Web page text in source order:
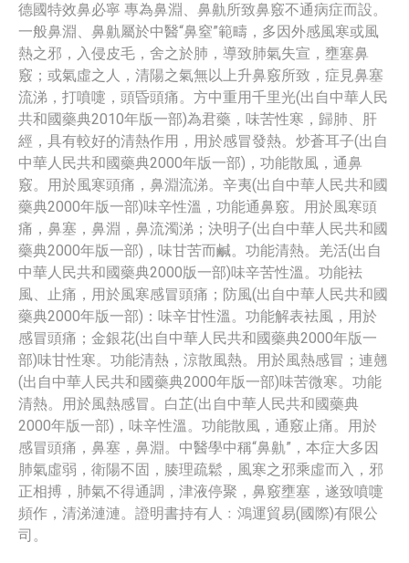
德國特效鼻必寧 專為鼻淵、鼻鼽所致鼻竅不通病症而設。
一般鼻淵、鼻鼽屬於中醫“鼻窒”範疇，多因外感風寒或風
熱之邪，入侵皮毛，舍之於肺，導致肺氣失宣，壅塞鼻
竅；或氣虛之人，清陽之氣無以上升鼻竅所致，症見鼻塞
流涕，打噴嚏，頭昏頭痛。方中重用千里光(出自中華人民
共和國藥典2010年版一部)為君藥，味苦性寒，歸肺、肝
經，具有較好的清熱作用，用於感冒發熱。炒蒼耳子(出自
中華人民共和國藥典2000年版一部)，功能散風，通鼻
竅。用於風寒頭痛，鼻淵流涕。辛夷(出自中華人民共和國
藥典2000年版一部)味辛性溫，功能通鼻竅。用於風寒頭
痛，鼻塞，鼻淵，鼻流濁涕；決明子(出自中華人民共和國
藥典2000年版一部)，味甘苦而鹹。功能清熱。羌活(出自
中華人民共和國藥典2000版一部)味辛苦性溫。功能袪
風、止痛，用於風寒感冒頭痛；防風(出自中華人民共和國
藥典2000年版一部)：味辛甘性溫。功能解表袪風，用於
感冒頭痛；金銀花(出自中華人民共和國藥典2000年版一
部)味甘性寒。功能清熱，涼散風熱。用於風熱感冒；連翹
(出自中華人民共和國藥典2000年版一部)味苦微寒。功能
清熱。用於風熱感冒。白芷(出自中華人民共和國藥典
2000年版一部)，味辛性溫。功能散風，通竅止痛。用於
感冒頭痛，鼻塞，鼻淵。中醫學中稱“鼻鼽”，本症大多因
肺氣虛弱，衛陽不固，腠理疏鬆，風寒之邪乘虛而入，邪
正相搏，肺氣不得通調，津液停聚，鼻竅壅塞，遂致噴嚏
頻作，清涕漣漣。證明書持有人﹕鴻運貿易(國際)有限公
司。